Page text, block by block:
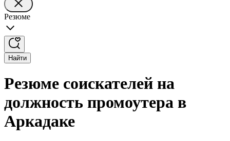
Резюме
Найти
Резюме соискателей на
должность промоутера в
Аркадаке